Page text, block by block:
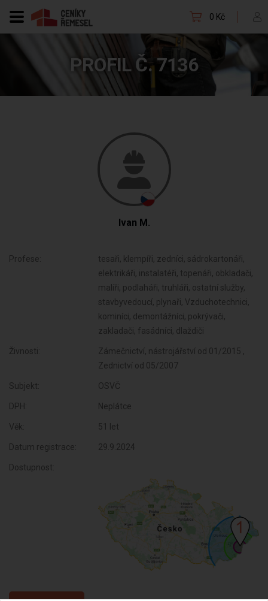
0 Kč
PROFIL Č. 7136
Ivan M.
Profese:
tesaři, klempíři, zedníci, sádrokartonáři,
elektrikáři, instalatéři, topenáři, obkladači,
malíři, podlaháři, truhláři, ostatní služby,
stavbyvedoucí, plynaři, Vzduchotechnici,
kominíci, demontážníci, pokrývači,
zakladači, fasádníci, dlaždiči
Živnosti:
Zámečnictví, nástrojářství od 01/2015 ,
Zednictví od 05/2007
Subjekt: OSVČ
DPH: Neplátce
Věk: 51 let
Datum registrace: 29.9.2024
Dostupnost: